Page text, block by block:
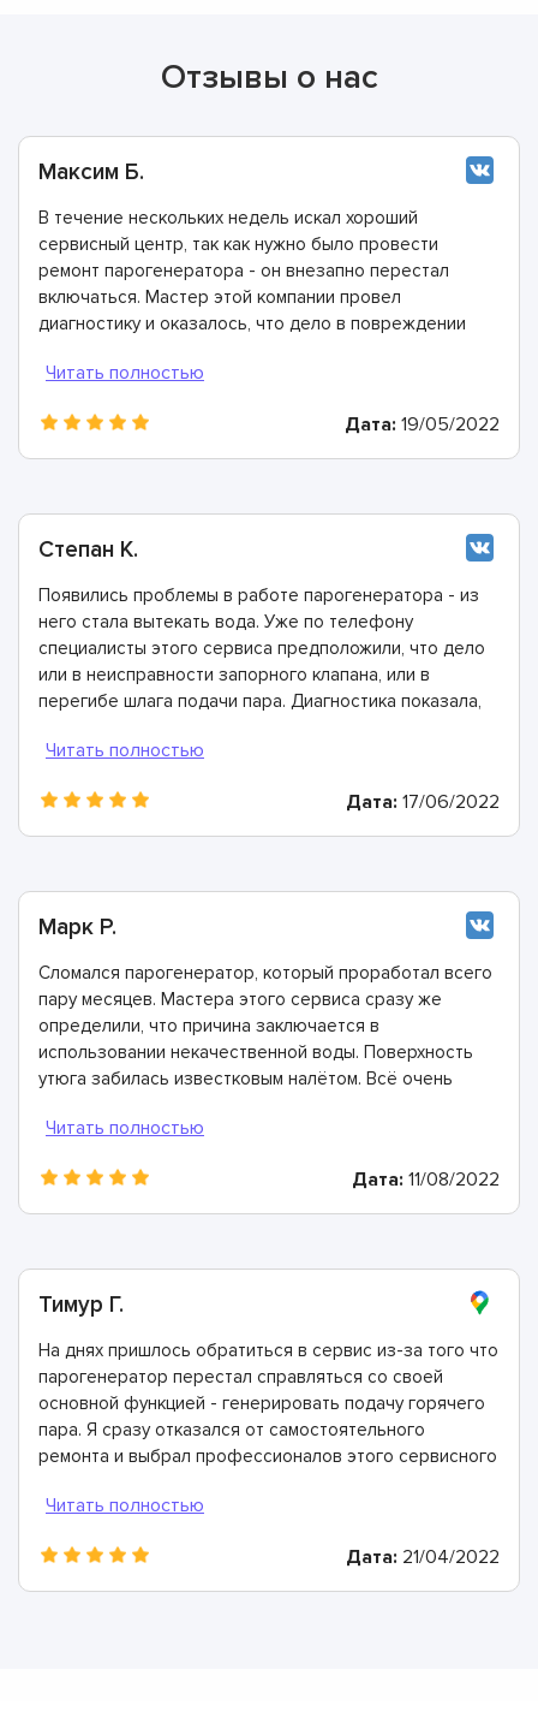
Отзывы о нас
Максим Б.
В течение нескольких недель искал хороший
сервисный центр, так как нужно было провести
ремонт парогенератора - он внезапно перестал
включаться. Мастер этой компании провел
диагностику и оказалось, что дело в повреждении
невооружённым взглядом, так как он защищён
с проблемой всего за час.
Дата: 19/05/2022
Степан К.
Появились проблемы в работе парогенератора - из
него стала вытекать вода. Уже по телефону
специалисты этого сервиса предположили, что дело
или в неисправности запорного клапана, или в
перегибе шлага подачи пара. Диагностика показала,
быстро подобрали необходимые детали, запчасти и
невероятно короткие сроки!
Дата: 17/06/2022
Марк Р.
Сломался парогенератор, который проработал всего
пару месяцев. Мастера этого сервиса сразу же
определили, что причина заключается в
использовании некачественной воды. Поверхность
утюга забилась известковым налётом. Всё очень
рекомендации о том, как не сталкиваться с подобной
Дата: 11/08/2022
Тимур Г.
На днях пришлось обратиться в сервис из-за того что
парогенератор перестал справляться со своей
основной функцией - генерировать подачу горячего
пара. Я сразу отказался от самостоятельного
ремонта и выбрал профессионалов этого сервисного
Мастера здесь - лучшие! Провели диагностику, всё
гарантию.
Дата: 21/04/2022